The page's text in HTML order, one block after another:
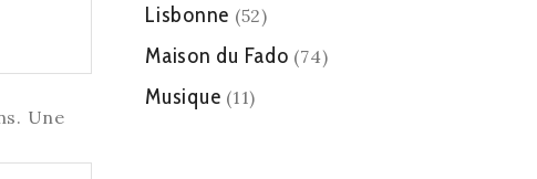
Lisbonne (52)
Maison du Fado (74)
Musique (11)